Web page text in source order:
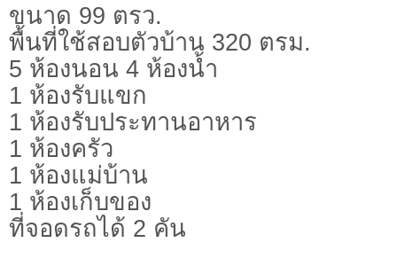
ขนาด 99 ตรว.
พื้นที่ใช้สอบตัวบ้าน 320 ตรม.
5 ห้องนอน 4 ห้องน้ำ
1 ห้องรับแขก
1 ห้องรับประทานอาหาร
1 ห้องครัว
1 ห้องแม่บ้าน
1 ห้องเก็บของ
ที่จอดรถได้ 2 คัน